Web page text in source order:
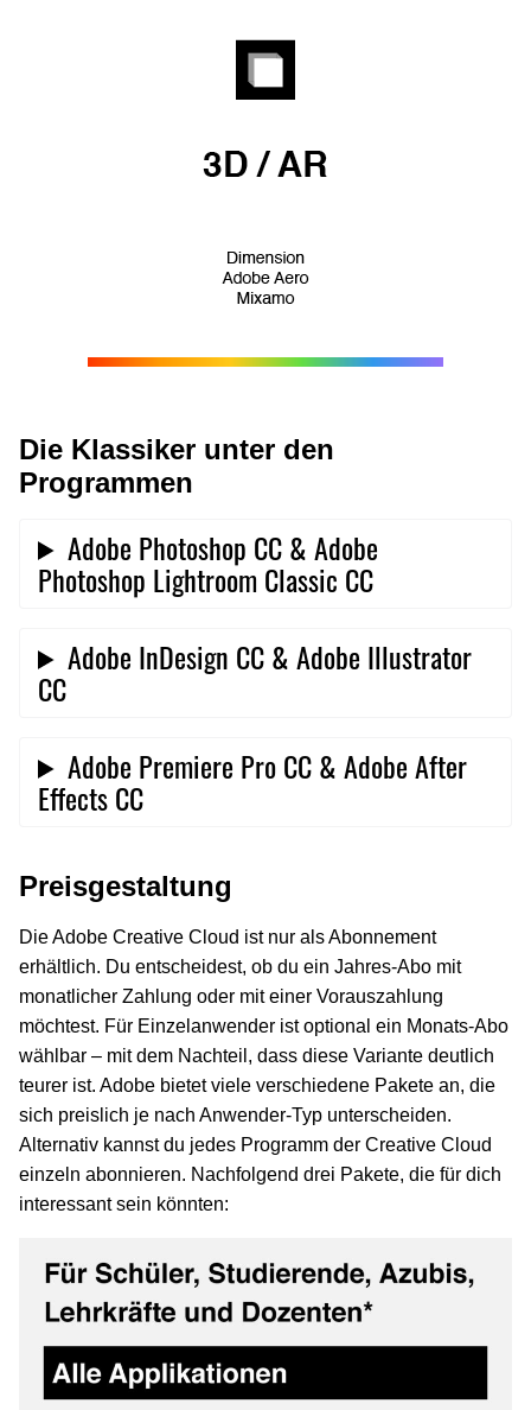
Die Klassiker unter den
Programmen
Adobe Photoshop CC & Adobe
Photoshop Lightroom Classic CC
Adobe InDesign CC & Adobe Illustrator
CC
Adobe Premiere Pro CC & Adobe After
Effects CC
Preisgestaltung
Die Adobe Creative Cloud ist nur als Abonnement
erhältlich. Du entscheidest, ob du ein Jahres-Abo mit
monatlicher Zahlung oder mit einer Vorauszahlung
möchtest. Für Einzelanwender ist optional ein Monats-Abo
wählbar – mit dem Nachteil, dass diese Variante deutlich
teurer ist. Adobe bietet viele verschiedene Pakete an, die
sich preislich je nach Anwender-Typ unterscheiden.
Alternativ kannst du jedes Programm der Creative Cloud
einzeln abonnieren. Nachfolgend drei Pakete, die für dich
interessant sein könnten: